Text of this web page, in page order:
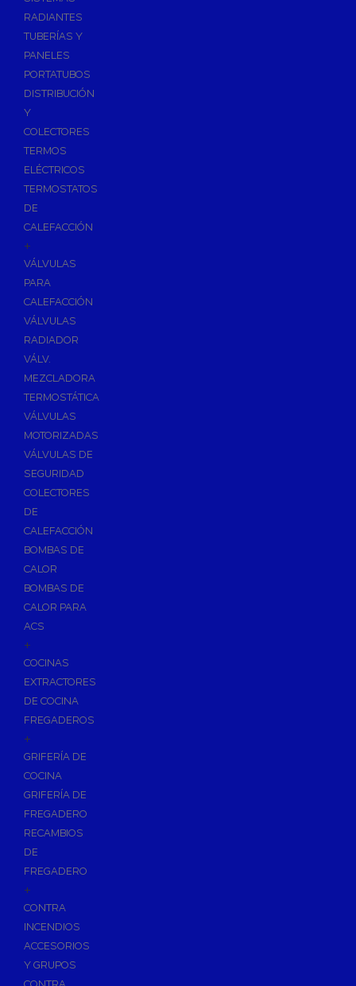
Ósmosis con Depósito
Recambios de Ósmosis
Grifería de Ósmosis
Regulación y Dosificación de Agua
RADIANTES
TUBERÍAS Y
PANELES
PORTATUBOS
DISTRIBUCIÓN
Y
COLECTORES
TERMOS
ELÉCTRICOS
TERMOSTATOS
DE
CALEFACCIÓN
+
VÁLVULAS
PARA
CALEFACCIÓN
VÁLVULAS
RADIADOR
VÁLV.
MEZCLADORA
TERMOSTÁTICA
VÁLVULAS
MOTORIZADAS
VÁLVULAS DE
SEGURIDAD
COLECTORES
DE
CALEFACCIÓN
BOMBAS DE
CALOR
BOMBAS DE
CALOR PARA
ACS
+
COCINAS
EXTRACTORES
DE COCINA
FREGADEROS
+
GRIFERÍA DE
COCINA
GRIFERÍA DE
FREGADERO
RECAMBIOS
DE
FREGADERO
+
CONTRA
INCENDIOS
ACCESORIOS
Y GRUPOS